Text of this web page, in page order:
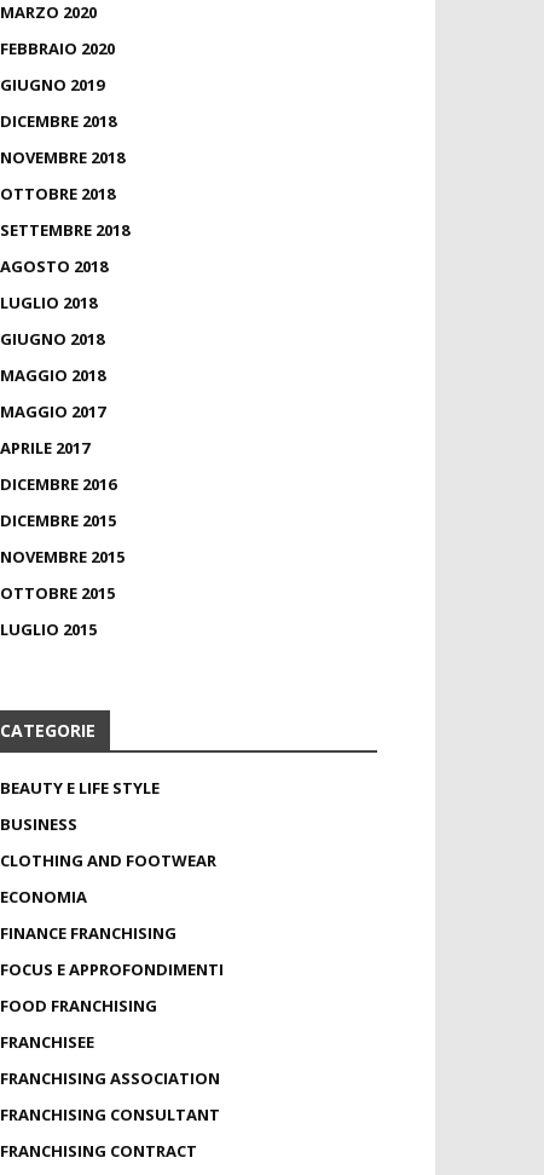
MARZO 2020
FEBBRAIO 2020
GIUGNO 2019
DICEMBRE 2018
NOVEMBRE 2018
OTTOBRE 2018
SETTEMBRE 2018
AGOSTO 2018
LUGLIO 2018
GIUGNO 2018
MAGGIO 2018
MAGGIO 2017
APRILE 2017
DICEMBRE 2016
DICEMBRE 2015
NOVEMBRE 2015
OTTOBRE 2015
LUGLIO 2015
CATEGORIE
BEAUTY E LIFE STYLE
BUSINESS
CLOTHING AND FOOTWEAR
ECONOMIA
FINANCE FRANCHISING
FOCUS E APPROFONDIMENTI
FOOD FRANCHISING
FRANCHISEE
FRANCHISING ASSOCIATION
FRANCHISING CONSULTANT
FRANCHISING CONTRACT